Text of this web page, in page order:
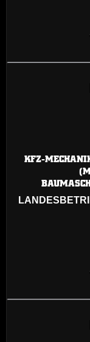
KFZ-